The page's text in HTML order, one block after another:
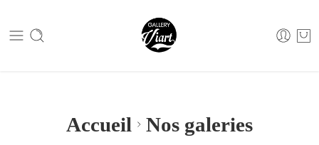
04 79 05 07 62
Accueil Nos galeries